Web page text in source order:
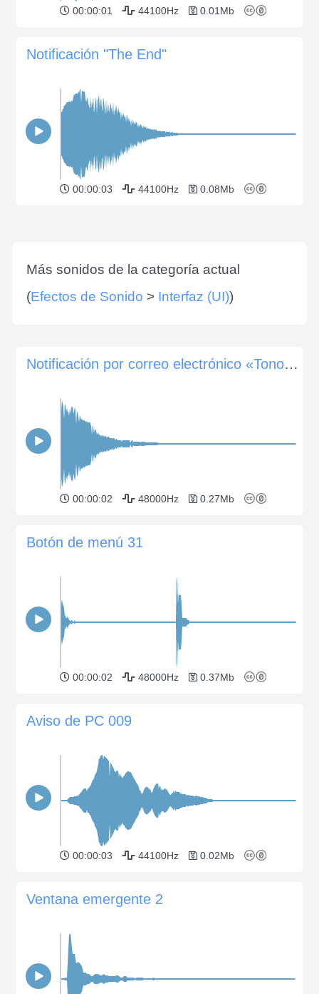
00:00:01 44100Hz 0.01Mb
Notificación "The End"
00:00:03 44100Hz 0.08Mb
Más sonidos de la categoría actual
(Efectos de Sonido > Interfaz (UI))
Notificación por correo electrónico «Tono limpio»
00:00:02 48000Hz 0.27Mb
Botón de menú 31
00:00:02 48000Hz 0.37Mb
Aviso de PC 009
00:00:03 44100Hz 0.02Mb
Ventana emergente 2